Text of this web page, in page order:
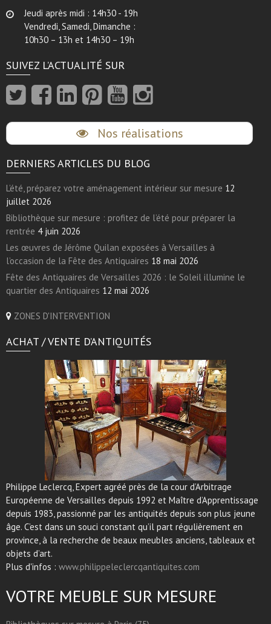
Jeudi après midi : 14h30 - 19h
Vendredi, Samedi, Dimanche :
10h30 – 13h et 14h30 – 19h
SUIVEZ L’ACTUALITÉ SUR
Nos réalisations
DERNIERS ARTICLES DU BLOG
L’été, préparez votre aménagement intérieur sur mesure 12
juillet 2026
Bibliothèque sur mesure : profitez de l’été pour préparer la
rentrée 4 juin 2026
Les œuvres de Jérôme Quilan exposées à Versailles à
l’occasion de la Fête des Antiquaires 18 mai 2026
Fête des Antiquaires de Versailles 2026 : le Soleil illumine le
quartier des Antiquaires 12 mai 2026
ZONES D'INTERVENTION
ACHAT / VENTE D’ANTIQUITÉS
Philippe Leclercq, Expert agréé près de la cour d’Arbitrage
Européenne de Versailles depuis 1992 et Maître d’Apprentissage
depuis 1983, passionné par les antiquités depuis son plus jeune
âge. C’est dans un souci constant qu’il part régulièrement en
province, à la recherche de beaux meubles anciens, tableaux et
objets d’art.
Plus d'infos : www.philippeleclercqantiquites.com
VOTRE MEUBLE SUR MESURE